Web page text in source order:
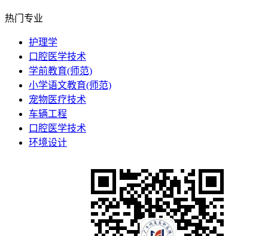
热门专业
护理学
口腔医学技术
学前教育(师范)
小学语文教育(师范)
宠物医疗技术
车辆工程
口腔医学技术
环境设计